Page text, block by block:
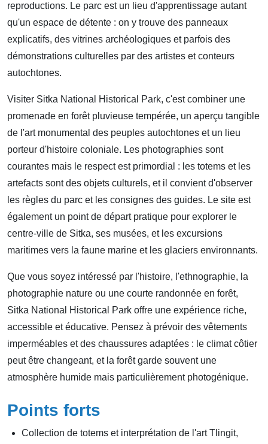
reproductions. Le parc est un lieu d'apprentissage autant
qu'un espace de détente : on y trouve des panneaux
explicatifs, des vitrines archéologiques et parfois des
démonstrations culturelles par des artistes et conteurs
autochtones.
Visiter Sitka National Historical Park, c'est combiner une
promenade en forêt pluvieuse tempérée, un aperçu tangible
de l'art monumental des peuples autochtones et un lieu
porteur d'histoire coloniale. Les photographies sont
courantes mais le respect est primordial : les totems et les
artefacts sont des objets culturels, et il convient d'observer
les règles du parc et les consignes des guides. Le site est
également un point de départ pratique pour explorer le
centre-ville de Sitka, ses musées, et les excursions
maritimes vers la faune marine et les glaciers environnants.
Que vous soyez intéressé par l'histoire, l'ethnographie, la
photographie nature ou une courte randonnée en forêt,
Sitka National Historical Park offre une expérience riche,
accessible et éducative. Pensez à prévoir des vêtements
imperméables et des chaussures adaptées : le climat côtier
peut être changeant, et la forêt garde souvent une
atmosphère humide mais particulièrement photogénique.
Points forts
Collection de totems et interprétation de l'art Tlingit,